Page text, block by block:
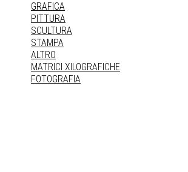
GRAFICA
PITTURA
SCULTURA
STAMPA
ALTRO
MATRICI XILOGRAFICHE
FOTOGRAFIA